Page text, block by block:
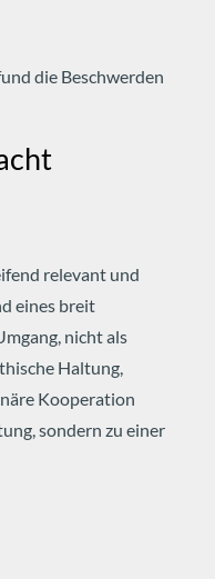
die Beschwerden
relevant und
eines breit
nicht als
Haltung,
Kooperation
sondern zu einer